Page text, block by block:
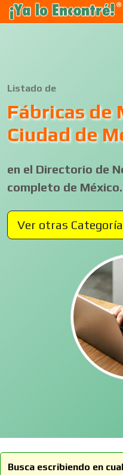
Listado de
Fábricas de
Ciudad de
en el Directorio de
completo de México.
Ver otras
Busca escribiendo en